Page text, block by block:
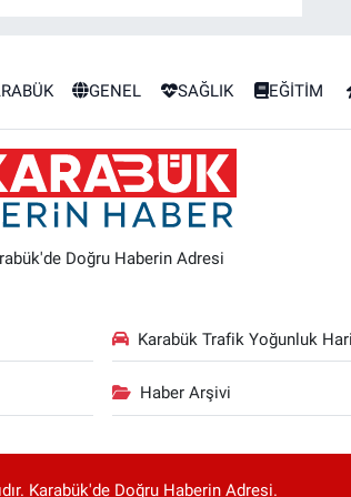
GENEL SAĞLIK EĞİTİM
Doğru Haberin Adresi
Karabük Trafik Yoğunluk
Haber Arşivi
Karabük'de Doğru Haberin Adresi.